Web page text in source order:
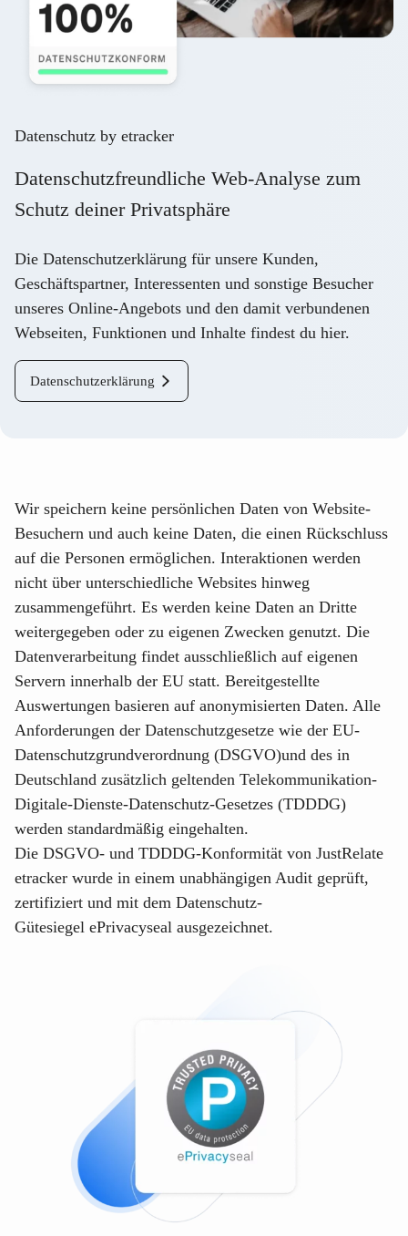
Datenschutz by etracker
Datenschutzfreundliche Web-Analyse zum
Schutz deiner Privatsphäre
Die Datenschutzerklärung für unsere Kunden,
Geschäftspartner, Interessenten und sonstige Besucher
unseres Online-Angebots und den damit verbundenen
Webseiten, Funktionen und Inhalte findest du hier.
Datenschutzerklärung
Wir speichern keine persönlichen Daten von Website-
Besuchern und auch keine Daten, die einen Rückschluss
auf die Personen ermöglichen. Interaktionen werden
nicht über unterschiedliche Websites hinweg
zusammengeführt. Es werden keine Daten an Dritte
weitergegeben oder zu eigenen Zwecken genutzt. Die
Datenverarbeitung findet ausschließlich auf eigenen
Servern innerhalb der EU statt. Bereitgestellte
Auswertungen basieren auf anonymisierten Daten. Alle
Anforderungen der Datenschutzgesetze wie der EU-
Datenschutzgrundverordnung (DSGVO)und des in
Deutschland zusätzlich geltenden Telekommunikation-
Digitale-Dienste-Datenschutz-Gesetzes (TDDDG)
werden standardmäßig eingehalten.
Die DSGVO- und TDDDG-Konformität von JustRelate
etracker wurde in einem unabhängigen Audit geprüft,
zertifiziert und mit dem Datenschutz-
Gütesiegel ePrivacyseal ausgezeichnet.